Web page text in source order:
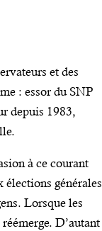
et des
: essor du SNP
depuis 1983,
à ce courant
élections générales
Lorsque les
D’autant